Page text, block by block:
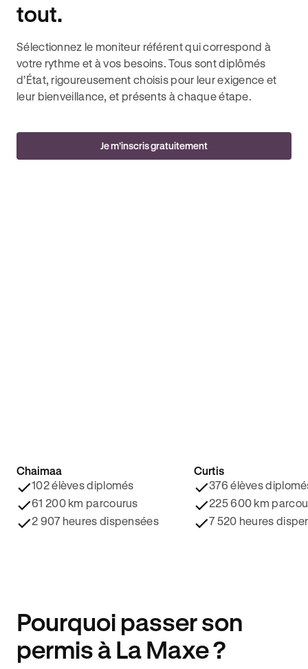
tout.
Sélectionnez le moniteur référent qui correspond à
votre rythme et à vos besoins. Tous sont diplômés
d’État, rigoureusement choisis pour leur exigence et
leur bienveillance, et présents à chaque étape.
Je m’inscris gratuitement
4.8/5 ⭐️
Chaimaa
102 élèves diplomés
61 200 km parcourus
2 907 heures dispensées
4.9/5 ⭐️
Curtis
376 élèves
225 600 km
7 520 heures
Pourquoi passer son
permis à La Maxe ?